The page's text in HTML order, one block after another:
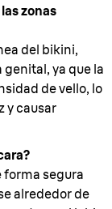
zonas
del bikini,
ya que la
de vello, lo
y causar
forma segura
alrededor de